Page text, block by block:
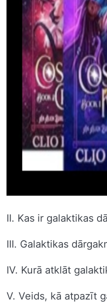
II. Kas ir galaktikas
III. Galaktikas
IV. Kurā atklāt
V. Veids, kā atpazīt